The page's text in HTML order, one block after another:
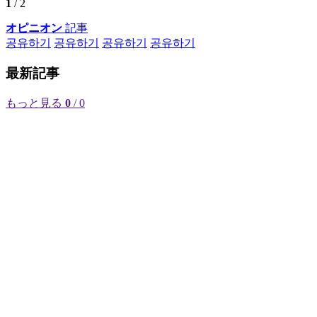
1 / 2
オピニオン 記事
공유하기
공유하기 공유하기 공유하기
最新記事
もっと見る 0 / 0